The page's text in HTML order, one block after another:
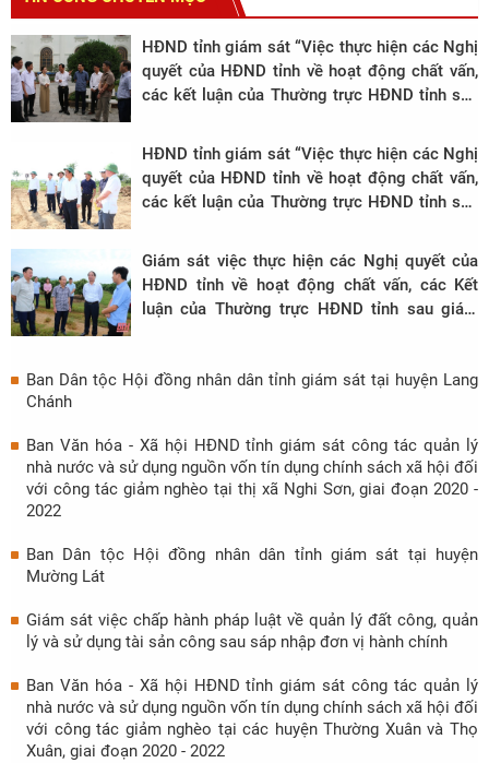
HĐND tỉnh giám sát “Việc thực hiện các Nghị
quyết của HĐND tỉnh về hoạt động chất vấn,
các kết luận của Thường trực HĐND tỉnh sau
2026 đến nay” tại thành phố Thanh Hóa
HĐND tỉnh giám sát “Việc thực hiện các Nghị
quyết của HĐND tỉnh về hoạt động chất vấn,
các kết luận của Thường trực HĐND tỉnh sau
2026 đến nay” tại huyện Thiệu Hóa
Giám sát việc thực hiện các Nghị quyết của
HĐND tỉnh về hoạt động chất vấn, các Kết
luận của Thường trực HĐND tỉnh sau giám
Ban Dân tộc Hội đồng nhân dân tỉnh giám sát tại huyện Lang
Chánh
Ban Văn hóa - Xã hội HĐND tỉnh giám sát công tác quản lý
nhà nước và sử dụng nguồn vốn tín dụng chính sách xã hội đối
với công tác giảm nghèo tại thị xã Nghi Sơn, giai đoạn 2020 -
2022
Ban Dân tộc Hội đồng nhân dân tỉnh giám sát tại huyện
Mường Lát
Giám sát việc chấp hành pháp luật về quản lý đất công, quản
lý và sử dụng tài sản công sau sáp nhập đơn vị hành chính
Ban Văn hóa - Xã hội HĐND tỉnh giám sát công tác quản lý
nhà nước và sử dụng nguồn vốn tín dụng chính sách xã hội đối
với công tác giảm nghèo tại các huyện Thường Xuân và Thọ
Xuân, giai đoạn 2020 - 2022